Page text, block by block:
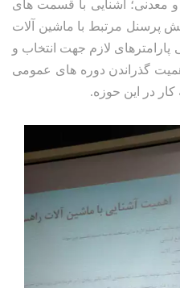
معدنی؛ آشنایی با قسمت های
پرسنل مرتبط با ماشین آلات
لازم جهت انتخاب و
گذراندن دوره های عمومی
در این حوزه.